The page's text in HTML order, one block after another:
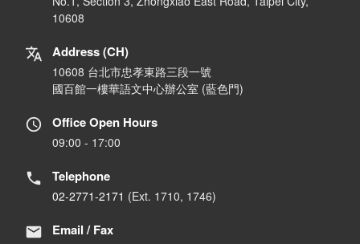
10608
Address (CH)
10608 台北市忠孝東路三段一號
國百館一樓華語文中心辦公室 (藍色門)
Office Open Hours
09:00 - 17:00
Telephone
02-2771-2171 (Ext. 1710, 1746)
Email / Fax